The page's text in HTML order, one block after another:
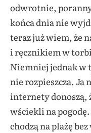
odwrotnie, poranny
końca dnia nie
teraz już wiem, że
i ręcznikiem w
Niemniej jednak w
nie rozpieszcza. Ja
internety donoszą,
wściekli na
chodzą na plażę